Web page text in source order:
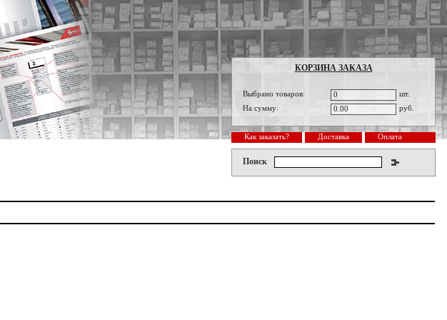
КОРЗИНА ЗАКАЗА
Выбрано товаров: 0
шт.
На сумму:
0.00 руб.
Как заказать? Доставка Оплата
Поиск